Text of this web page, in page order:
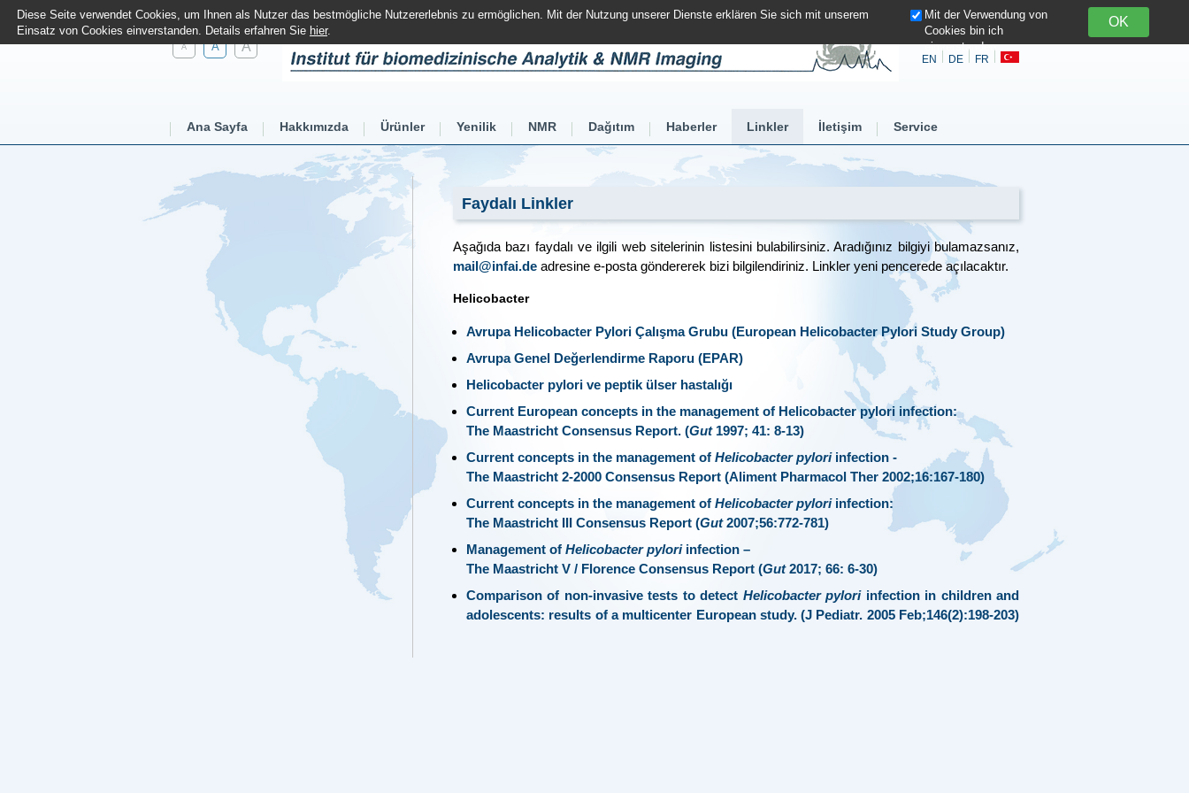
A A A
EN DE FR
Ana Sayfa Hakkımızda Ürünler Yenilik NMR Dağıtım Haberler Linkler İletişim Service
Faydalı Linkler
Aşağıda bazı faydalı ve ilgili web sitelerinin listesini bulabilirsiniz. Aradığınız bilgiyi bulamazsanız,
mail@infai.de adresine e-posta göndererek bizi bilgilendiriniz. Linkler yeni pencerede açılacaktır.
Helicobacter
Avrupa Helicobacter Pylori Çalışma Grubu (European Helicobacter Pylori Study Group)
Avrupa Genel Değerlendirme Raporu (EPAR)
Helicobacter pylori ve peptik ülser hastalığı
Current European concepts in the management of Helicobacter pylori infection:
The Maastricht Consensus Report. (Gut1997; 41: 8-13)
Current concepts in the management of Helicobacter pyloriinfection -
The Maastricht 2-2000 Consensus Report (Aliment Pharmacol Ther 2002;16:167-180)
Current concepts in the management of Helicobacter pyloriinfection:
The Maastricht III Consensus Report (Gut2007;56:772-781)
Management of Helicobacter pyloriinfection –
The Maastricht V / Florence Consensus Report (Gut2017; 66: 6-30)
Comparison of non-invasive tests to detect Helicobacter pyloriinfection in children and
adolescents: results of a multicenter European study.(J Pediatr. 2005 Feb;146(2):198-203)
Diese Seite verwendet Cookies, um Ihnen als Nutzer das bestmögliche Nutzererlebnis zu ermöglichen. Mit der Nutzung unserer Dienste erklären Sie sich mit unserem
Einsatz von Cookies einverstanden. Details erfahren Sie hier.
Mit der Verwendung von
Cookies bin ich
einverstanden